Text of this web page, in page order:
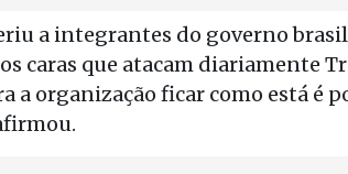
a integrantes do governo
caras que atacam diariamente
a organização ficar como está é